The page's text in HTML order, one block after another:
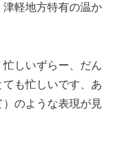
軽地方特有の温か
しいずらー、だん
も忙しいです、あ
のような表現が見